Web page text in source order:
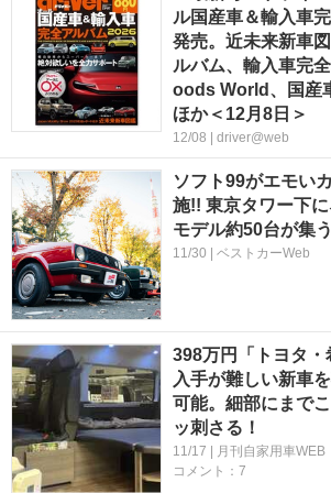
ル国産車＆輸入車
発売。近未来新車
ルバム、輸入車完
oods World、国産
ほか＜12月8日＞
12/08 | driver@web
ソフト99がエモい
施!! 東京タワー下
モデル約50台が集
11/30 | ベストカーWeb
398万円「トヨタ・
入手が難しい新車
可能。細部にまで
ッ刺さる！
11/17 | 月刊自家用車WEB
コメント：7